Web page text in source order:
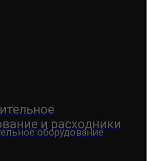
и расходники
оборудование